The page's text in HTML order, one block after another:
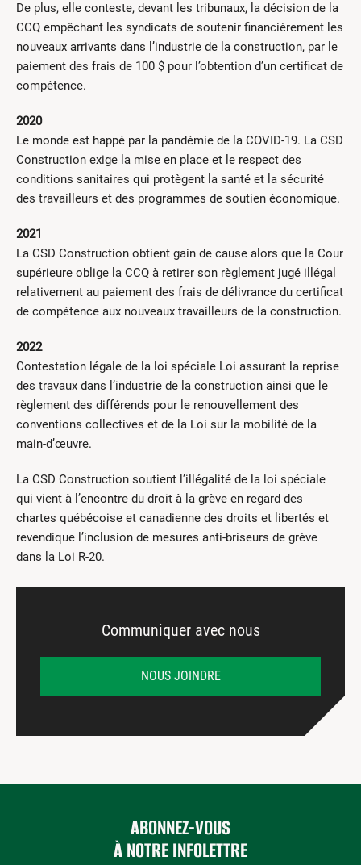
De plus, elle conteste, devant les tribunaux, la décision de la
CCQ empêchant les syndicats de soutenir financièrement les
nouveaux arrivants dans l’industrie de la construction, par le
paiement des frais de 100 $ pour l’obtention d’un certificat de
compétence.
2020
Le monde est happé par la pandémie de la COVID-19. La CSD
Construction exige la mise en place et le respect des
conditions sanitaires qui protègent la santé et la sécurité
des travailleurs et des programmes de soutien économique.
2021
La CSD Construction obtient gain de cause alors que la Cour
supérieure oblige la CCQ à retirer son règlement jugé illégal
relativement au paiement des frais de délivrance du certificat
de compétence aux nouveaux travailleurs de la construction.
2022
Contestation légale de la loi spéciale Loi assurant la reprise
des travaux dans l’industrie de la construction ainsi que le
règlement des différends pour le renouvellement des
conventions collectives et de la Loi sur la mobilité de la
main-d’œuvre.
La CSD Construction soutient l’illégalité de la loi spéciale
qui vient à l’encontre du droit à la grève en regard des
chartes québécoise et canadienne des droits et libertés et
revendique l’inclusion de mesures anti-briseurs de grève
dans la Loi R-20.
Communiquer avec nous
NOUS JOINDRE
ABONNEZ-VOUS
À NOTRE INFOLETTRE